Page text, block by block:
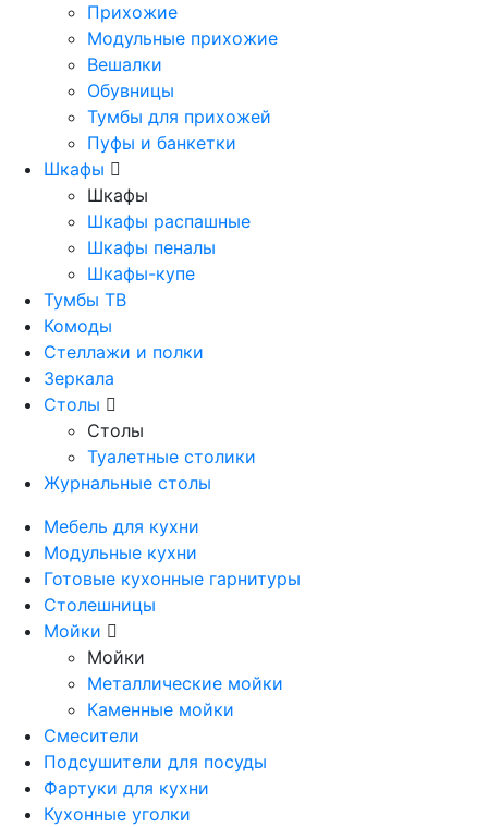
Прихожие
Модульные прихожие
Вешалки
Обувницы
Тумбы для прихожей
Пуфы и банкетки
Шкафы
Шкафы
Шкафы распашные
Шкафы пеналы
Шкафы-купе
Тумбы ТВ
Комоды
Стеллажи и полки
Зеркала
Столы
Столы
Туалетные столики
Журнальные столы
Мебель для кухни
Модульные кухни
Готовые кухонные гарнитуры
Столешницы
Мойки
Мойки
Металлические мойки
Каменные мойки
Смесители
Подсушители для посуды
Фартуки для кухни
Кухонные уголки